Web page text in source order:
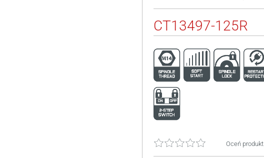
CT13497-125R
Oceń produkt